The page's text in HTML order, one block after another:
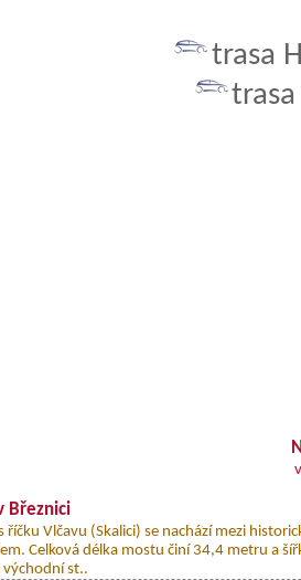
trasa
Březnici
říčku Vlčavu (Skalici) se nachází mezi
Celková délka mostu činí 34,4 metru a
st..